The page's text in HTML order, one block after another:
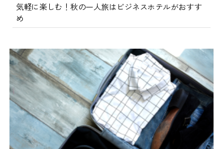
気軽に楽しむ！秋の一人旅はビジネスホテルがおすす
め